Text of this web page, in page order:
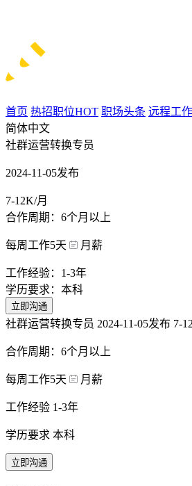
首页 热招职位HOT 职场头条 远程工
简体中文
社群运营转换专员
2024-11-05发布
7-12K/月
合作周期：6个月以上
每周工作5天 月薪
工作经验：1-3年
学历要求：本科
立即沟通
社群运营转换专员 2024-11-05发布 7-
合作周期：6个月以上
每周工作5天 月薪
工作经验 1-3年
学历要求 本科
立即沟通